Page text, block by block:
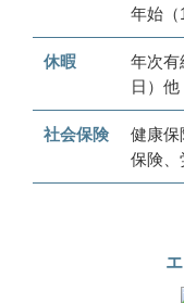
年始（
休暇
年次有
日）他
社会保険
健康保
保険、